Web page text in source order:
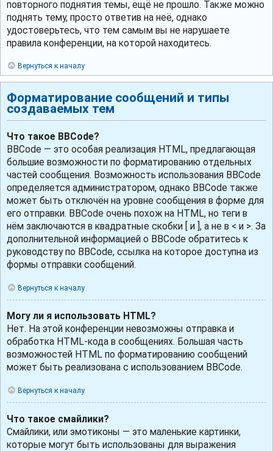
повторного поднятия темы, ещё не прошло. Также можно
поднять тему, просто ответив на неё, однако
удостоверьтесь, что тем самым вы не нарушаете
правила конференции, на которой находитесь.
Вернуться к началу
Форматирование сообщений и типы
создаваемых тем
Что такое BBCode?
BBCode — это особая реализация HTML, предлагающая
большие возможности по форматированию отдельных
частей сообщения. Возможность использования BBCode
определяется администратором, однако BBCode также
может быть отключён на уровне сообщения в форме для
его отправки. BBCode очень похож на HTML, но теги в
нём заключаются в квадратные скобки [ и ], а не в < и >. За
дополнительной информацией о BBCode обратитесь к
руководству по BBCode, ссылка на которое доступна из
формы отправки сообщений.
Вернуться к началу
Могу ли я использовать HTML?
Нет. На этой конференции невозможны отправка и
обработка HTML-кода в сообщениях. Большая часть
возможностей HTML по форматированию сообщений
может быть реализована с использованием BBCode.
Вернуться к началу
Что такое смайлики?
Смайлики, или эмотиконы — это маленькие картинки,
которые могут быть использованы для выражения